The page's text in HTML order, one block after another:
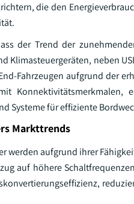
die den
der Trend der
neben
Fahrzeugen aufgrund der
Systeme für effiziente
Markttrends
werden aufgrund ihrer
auf höhere